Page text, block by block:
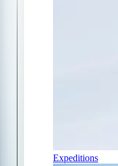
Expeditions